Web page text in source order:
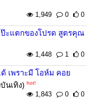
1,949 0 0
ป๊ะแตกของโปรด สูตรคุณ
1,448 1 0
เพราะมี โอห์ม คอย
นเทิง) hot!
1,843 0 0